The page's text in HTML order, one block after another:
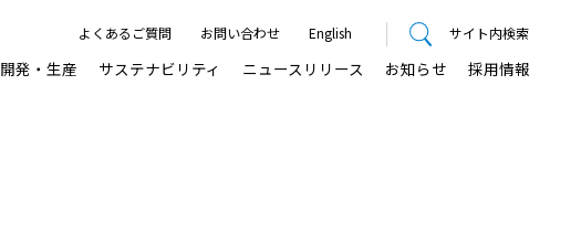
よくあるご質問 お問い合わせ English サイト内検索
発・⽣産 サステナビリティ ニュースリリース お知らせ 採用情報